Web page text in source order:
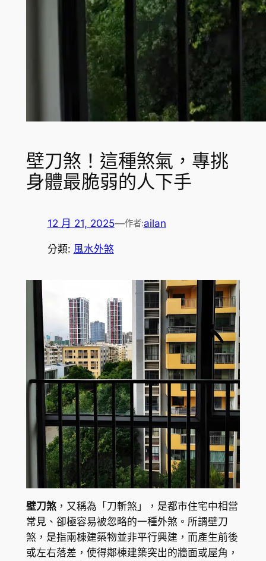
壁刀煞！這種煞氣，專挑
身體最脆弱的人下手
12 月 21, 2025—作者:ailan
分類: 風水外煞
壁刀煞，又稱為「刀斬煞」，是都市住宅中相當
常見、卻極容易被忽略的一種外煞。所謂壁刀
煞，是指兩棟建築物並非平行興建，而產生前後
或左右落差，使得鄰棟建築突出的牆面或屋角，